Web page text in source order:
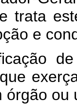
trata
e
órgão